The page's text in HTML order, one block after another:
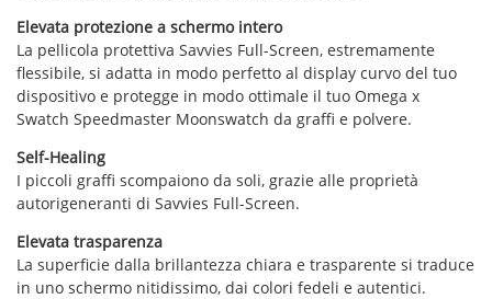
Elevata protezione a schermo intero
La pellicola protettiva Savvies Full-Screen, estremamente
flessibile, si adatta in modo perfetto al display curvo del tuo
dispositivo e protegge in modo ottimale il tuo Omega x
Swatch Speedmaster Moonswatch da graffi e polvere.
Self-Healing
I piccoli graffi scompaiono da soli, grazie alle proprietà
autorigeneranti di Savvies Full-Screen.
Elevata trasparenza
La superficie dalla brillantezza chiara e trasparente si traduce
in uno schermo nitidissimo, dai colori fedeli e autentici.